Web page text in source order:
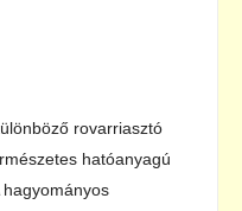
rovarriasztó
hatóanyagú